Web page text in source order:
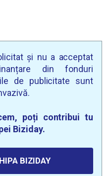
și nu a acceptat
din fonduri
de publicitate sunt
poți contribui tu
Biziday.
BIZIDAY